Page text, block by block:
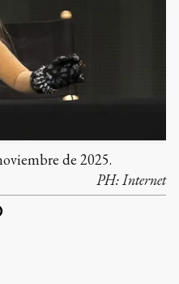
de 2025.
PH:Internet